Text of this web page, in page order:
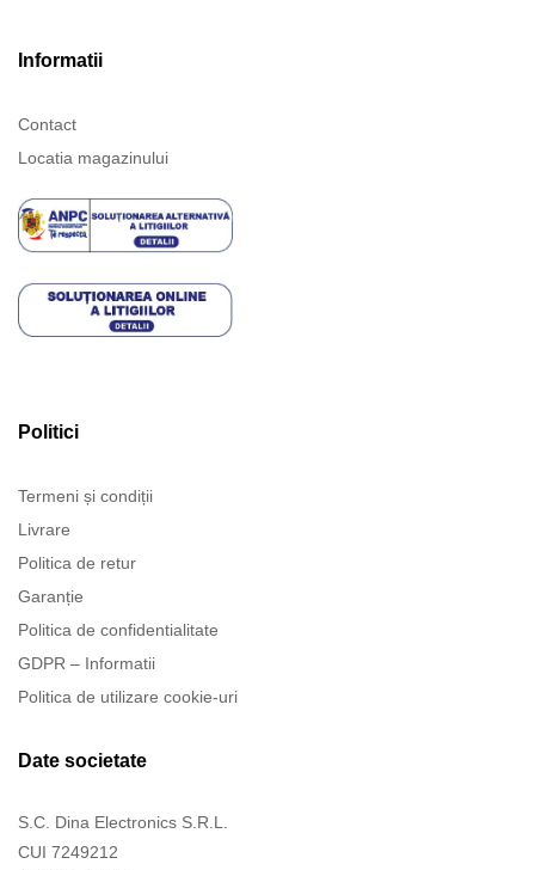
Informatii
Contact
Locatia magazinului
Politici
Termeni și condiții
Livrare
Politica de retur
Garanție
Politica de confidentialitate
GDPR – Informatii
Politica de utilizare cookie-uri
Date societate
S.C. Dina Electronics S.R.L.
CUI 7249212